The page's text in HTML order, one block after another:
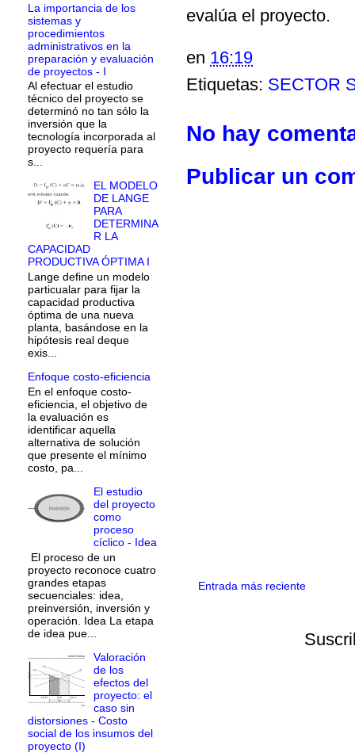
evalúa el proyecto.
en 16:19
Etiquetas: SECTOR
No hay
Publicar un
Entrada más reciente
La importancia de los
sistemas y
procedimientos
administrativos en la
preparación y evaluación
de proyectos - I
Al efectuar el estudio
técnico del proyecto se
determinó no tan sólo la
inversión que la
tecnología incorporada al
proyecto requería para
s...
EL MODELO
DE LANGE
PARA
DETERMINA
R LA
CAPACIDAD
PRODUCTIVA ÓPTIMA I
Lange define un modelo
particualar para fijar la
capacidad productiva
óptima de una nueva
planta, basándose en la
hipótesis real deque
exis...
Enfoque costo-eficiencia
En el enfoque costo-
eficiencia, el objetivo de
la evaluación es
identificar aquella
alternativa de solución
que presente el mínimo
costo, pa...
El estudio
del proyecto
como
proceso
cíclico - Idea
El proceso de un
proyecto reconoce cuatro
grandes etapas
secuenciales: idea,
preinversión, inversión y
operación. Idea La etapa
de idea pue...
Valoración
de los
efectos del
proyecto: el
caso sin
distorsiones - Costo
social de los insumos del
proyecto (I)